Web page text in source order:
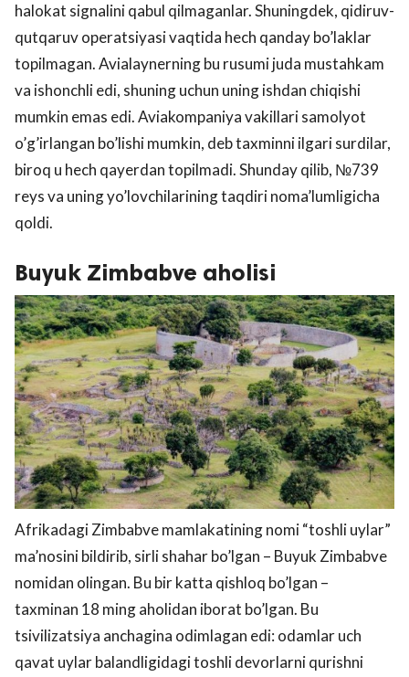
halokat signalini qabul qilmaganlar. Shuningdek, qidiruv-
qutqaruv operatsiyasi vaqtida hech qanday bo’laklar
topilmagan. Avialaynerning bu rusumi juda mustahkam
va ishonchli edi, shuning uchun uning ishdan chiqishi
mumkin emas edi. Aviakompaniya vakillari samolyot
o’g’irlangan bo’lishi mumkin, deb taxminni ilgari surdilar,
biroq u hech qayerdan topilmadi. Shunday qilib, №739
reys va uning yo’lovchilarining taqdiri noma’lumligicha
qoldi.
Buyuk Zimbabve aholisi
Afrikadagi Zimbabve mamlakatining nomi “toshli uylar”
ma’nosini bildirib, sirli shahar bo’lgan – Buyuk Zimbabve
nomidan olingan. Bu bir katta qishloq bo’lgan –
taxminan 18 ming aholidan iborat bo’lgan. Bu
tsivilizatsiya anchagina odimlagan edi: odamlar uch
qavat uylar balandligidagi toshli devorlarni qurishni